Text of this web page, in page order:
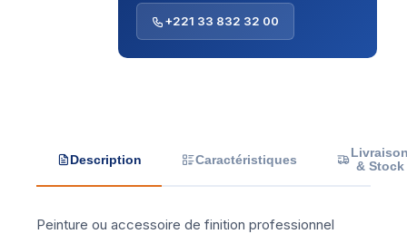
+221 33 832 32 00
Description Caractéristiques
& Stock
Peinture ou accessoire de finition professionnel